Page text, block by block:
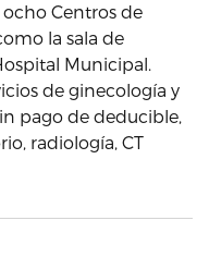
Centros de
la sala de
Municipal.
de ginecología y
pago de deducible,
radiología, CT